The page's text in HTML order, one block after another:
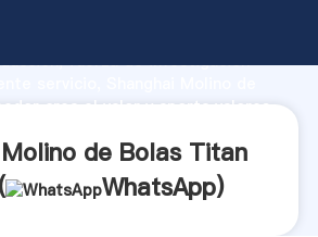
fuerza de investigación
crea el valor y aporta valores
de Bolas Titan
WhatsApp)